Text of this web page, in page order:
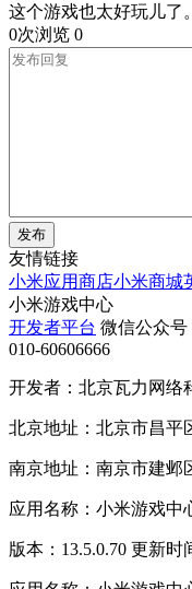
这个游戏也太好玩儿
0次浏览 0
发布
友情链接
小米应用商店小米商城
小米游戏中心
开发者平台 微信公众号
010-60606666
开发者：北京瓦力网络
北京地址：北京市昌平
南京地址：南京市建邺
应用名称：小米游戏中
版本：13.5.0.70 更新时